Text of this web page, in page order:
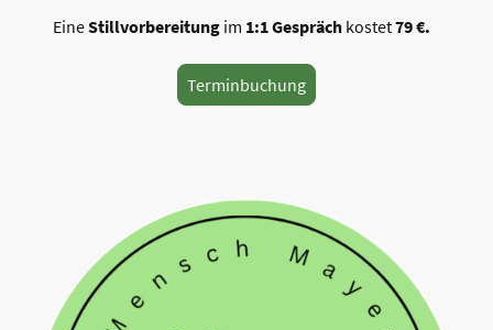
EineStillvorbereitung im 1:1 Gespräch kostet79 €.
Terminbuchung